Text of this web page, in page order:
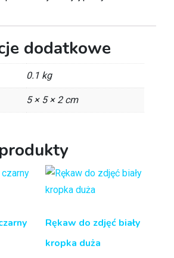
dodatkowe
0.1 kg
5 × 5 × 2 cm
Rękaw do zdjęć biały
kropka duża